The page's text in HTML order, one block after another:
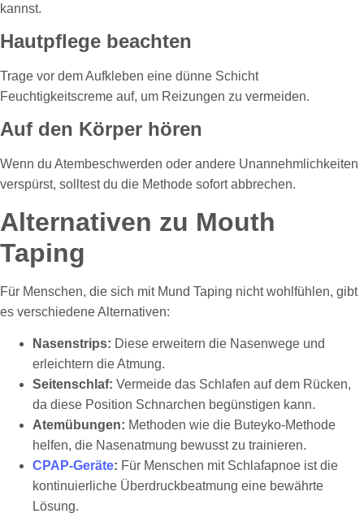
kannst.
Hautpflege beachten
Trage vor dem Aufkleben eine dünne Schicht
Feuchtigkeitscreme auf, um Reizungen zu vermeiden.
Auf den Körper hören
Wenn du Atembeschwerden oder andere Unannehmlichkeiten
verspürst, solltest du die Methode sofort abbrechen.
Alternativen zu Mouth
Taping
Für Menschen, die sich mit Mund Taping nicht wohlfühlen, gibt
es verschiedene Alternativen:
Nasenstrips: Diese erweitern die Nasenwege und
erleichtern die Atmung.
Seitenschlaf: Vermeide das Schlafen auf dem Rücken,
da diese Position Schnarchen begünstigen kann.
Atemübungen: Methoden wie die Buteyko-Methode
helfen, die Nasenatmung bewusst zu trainieren.
CPAP-Geräte: Für Menschen mit Schlafapnoe ist die
kontinuierliche Überdruckbeatmung eine bewährte
Lösung.